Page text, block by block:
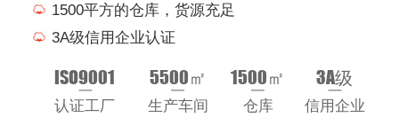
1500平方的仓库，货源充足
3A级信用企业认证
ISO9001
认证工厂
5500㎡
生产车间
1500㎡
仓库
3A级
信用企业